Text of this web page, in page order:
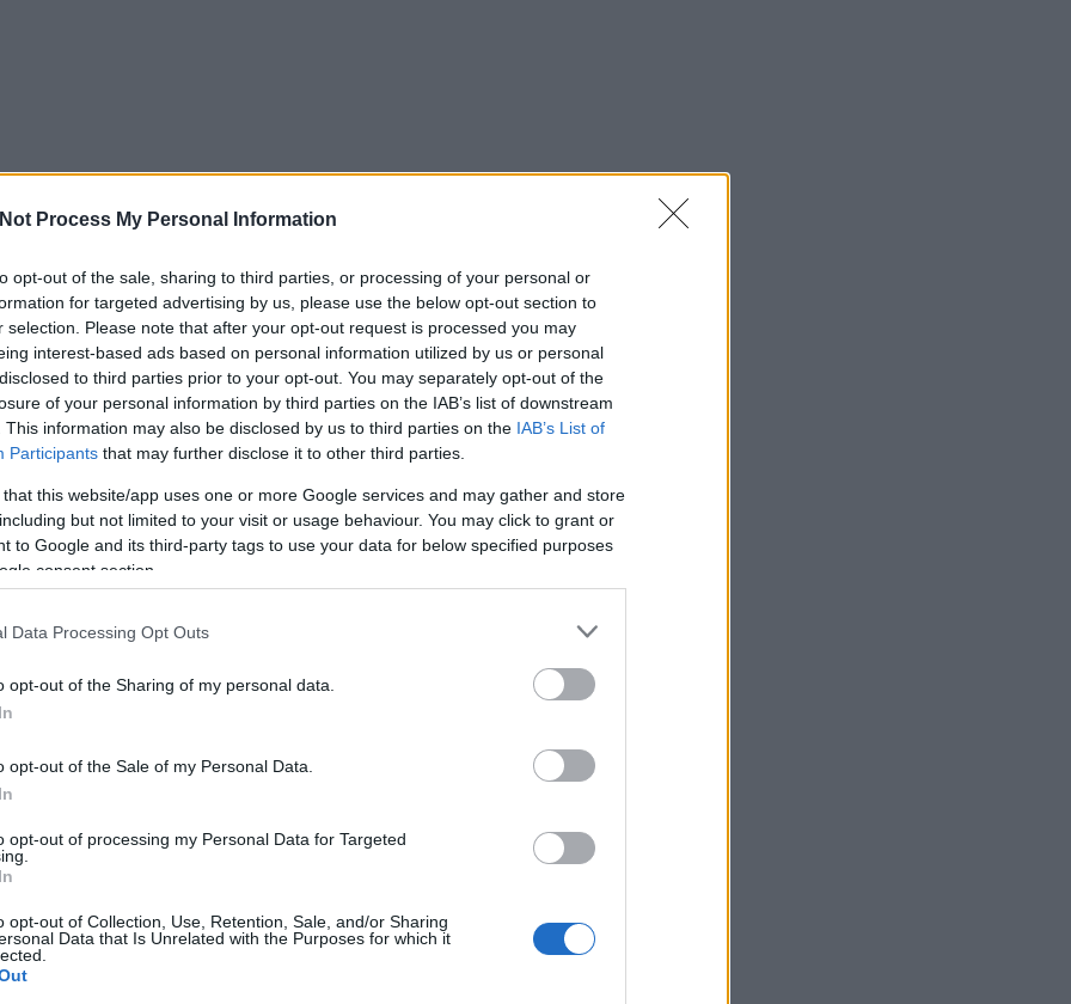
Process My Personal Information
opt-out of the sale, sharing to third parties, or processing of your personal or
for targeted advertising by us, please use the below opt-out section to
selection. Please note that after your opt-out request is processed you may
interest-based ads based on personal information utilized by us or personal
to third parties prior to your opt-out. You may separately opt-out of the
of your personal information by third parties on the IAB’s list of downstream
This information may also be disclosed by us to third parties on the IAB’s List of
Participants that may further disclose it to other third parties.
that this website/app uses one or more Google services and may gather and store
but not limited to your visit or usage behaviour. You may click to grant or
to Google and its third-party tags to use your data for below specified purposes
consent section.
Data Processing Opt Outs
opt-out of the Sharing of my personal data.
opt-out of the Sale of my Personal Data.
opt-out of processing my Personal Data for Targeted
opt-out of Collection, Use, Retention, Sale, and/or Sharing
Data that Is Unrelated with the Purposes for which it
nem tudod
kattints!